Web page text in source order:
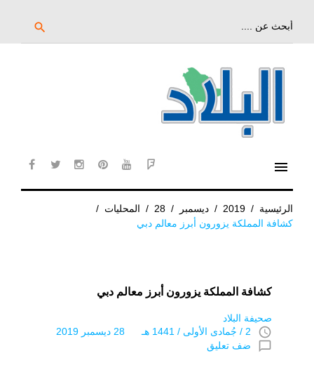
search
menu
الرئيسية /
2019
/ ديسمبر /
28
/ المحليات /
كشافة المملكة يزورون أبرز معالم دبي
كشافة المملكة يزورون أبرز معالم دبي
صحيفة البلاد
access_time 2 / جُمادى اﻷولى / 1441 هـ 28 ديسمبر 2019
chat_bubble_outline ضف تعليق